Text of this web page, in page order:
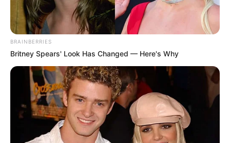
by Szerző • January 11, 2026
BRAINBERRIES
Britney Spears' Look Has Changed — Here's Why